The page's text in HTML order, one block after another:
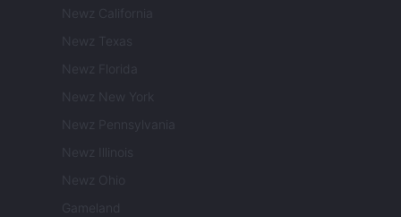
Newz California
Newz Texas
Newz Florida
Newz New York
Newz Pennsylvania
Newz Illinois
Newz Ohio
Gameland